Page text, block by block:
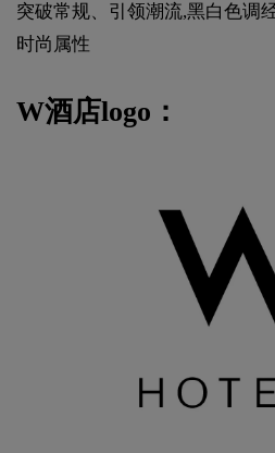
突破常规、引领潮流,黑白色调
时尚属性
W酒店logo：